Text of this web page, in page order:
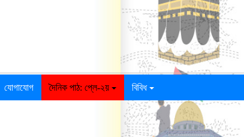
যোগাযোগ দৈনিক পাঠ: প্লে-২য় বিবিধ